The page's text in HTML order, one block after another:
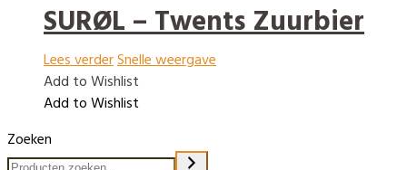
SURØL – Twents Zuurbier
Lees verderSnelle weergave
Add to Wishlist
Add to Wishlist
Zoeken